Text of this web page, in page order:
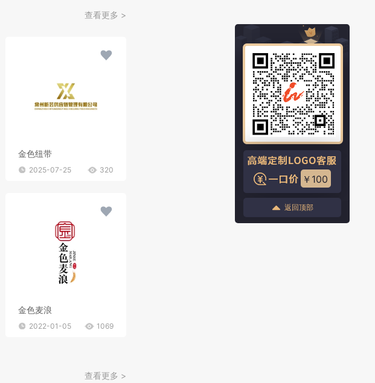
查看更多 >
金色纽带
2025-07-25 320
金色麦浪
2022-01-05 1069
查看更多 >
￥100
返回顶部